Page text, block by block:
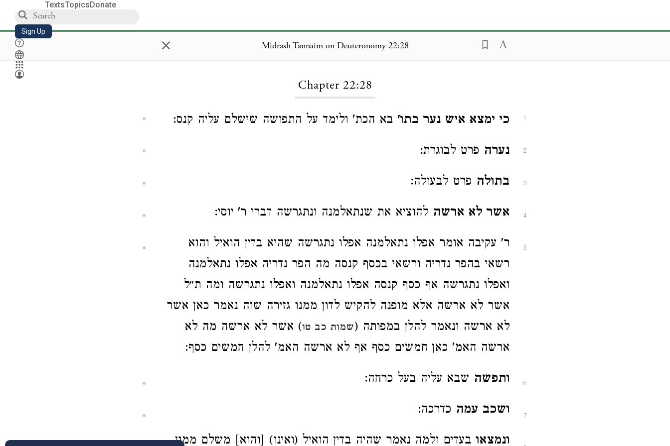
TextsTopicsDonate
Sign Up × Midrash Tannaim on Deuteronomy 22:28
Chapter 22:28
1 כי ימצא איש נער בתו' בא הכת' ולימד על התפושה שישלם עליה קנס:
2 נערה פרט לבוגרת:
3 בתולה פרט לבעולה:
4 אשר לא ארשה להוציא את שנתאלמנה ונתגרשה דברי ר' יוסי:
5
ר' עקיבה אומר אפלו נתאלמנה אפלו נתגרשה שהיא בדין הואיל והוא
רשאי בהפר נדריה ורשאי בכסף קנסה מה הפר נדריה אפלו נתאלמנה
ואפלו נתגרשה אף כסף קנסה אפלו נתאלמנה ואפלו נתגרשה ומה ת״ל
אשר לא ארשה אלא מופנה להקיש לדון ממנו גזירה שוה נאמר כאן אשר
לא ארשה ונאמר להלן במפותה (שמות כב טו) אשר לא ארשה מה לא
ארשה האמ' כאן חמשים כסף אף לא ארשה האמ' להלן חמשים כסף:
6 ותפשה שבא עליה בעל כרחה:
7 ושכב עמה כדרכה:
ונמצאו בעדים ולמה נאמר שהיה בדין הואיל (ואינו) [והוא] משלם ממון